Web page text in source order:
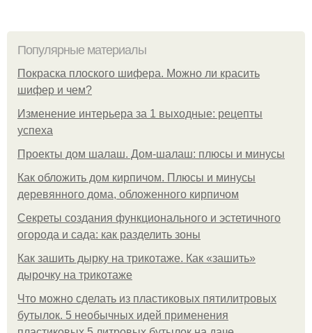
Популярные материалы
Покраска плоского шифера. Можно ли красить
шифер и чем?
Изменение интерьера за 1 выходные: рецепты
успеха
Проекты дом шалаш. Дом-шалаш: плюсы и минусы
Как обложить дом кирпичом. Плюсы и минусы
деревянного дома, обложенного кирпичом
Секреты создания функционального и эстетичного
огорода и сада: как разделить зоны
Как зашить дырку на трикотаже. Как «зашить»
дырочку на трикотаже
Что можно сделать из пластиковых пятилитровых
бутылок. 5 необычных идей применения